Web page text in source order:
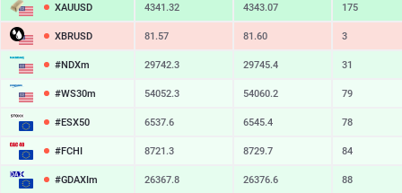
XAUUSD 4341.32 4343.07 175
XBRUSD 81.57 81.60 3
#NDXm 29742.3 29745.4 31
#WS30m 54052.3 54060.2 79
#ESX50 6537.6 6545.4 78
#FCHI 8721.3 8729.7 84
#GDAXIm 26367.8 26376.6 88